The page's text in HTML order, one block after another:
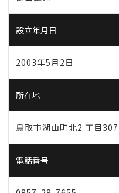
設立年月日
2003年5月2日
所在地
鳥取市湖山町北2 丁目
電話番号